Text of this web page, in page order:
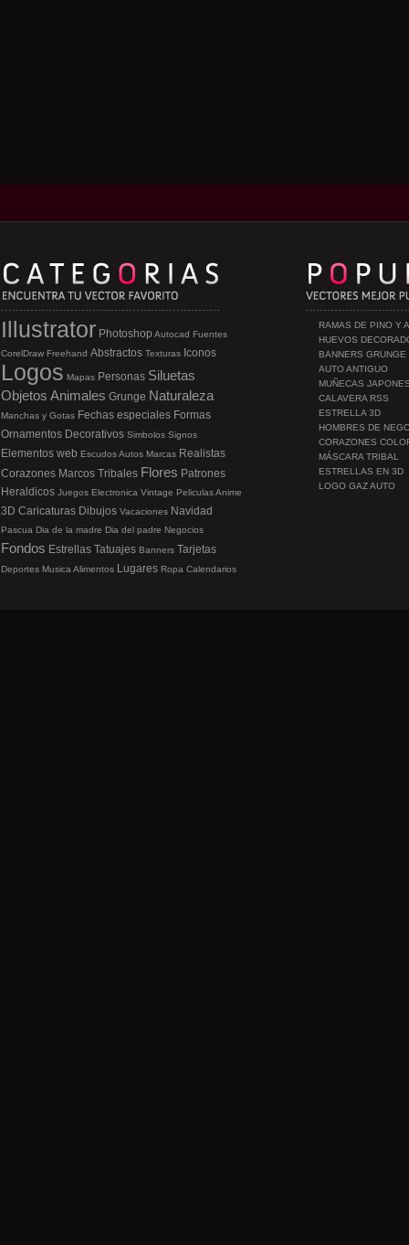
RAMAS DE PINO Y
HUEVOS
BANNERS GRUNGE
AUTO ANTIGUO
MUÑECAS
CALAVERA RSS
ESTRELLA 3D
HOMBRES DE
CORAZONES
MÁSCARA TRIBAL
ESTRELLAS EN 3D
LOGO GAZ AUTO
Illustrator Photoshop Autocad Fuentes
CorelDraw Freehand Abstractos Texturas Iconos
Logos Mapas Personas Siluetas
Objetos Animales Grunge Naturaleza
Manchas y Gotas Fechas especiales Formas
Ornamentos Decorativos Simbolos Signos
Elementos web EscudosAutos Marcas Realistas
Corazones Marcos Tribales Flores Patrones
Heraldicos Juegos Electronica Vintage PeliculasAnime
3D Caricaturas Dibujos Vacaciones Navidad
Pascua Dia de la madre Dia del padre Negocios
Fondos Estrellas Tatuajes Banners Tarjetas
Deportes Musica Alimentos Lugares Ropa Calendarios